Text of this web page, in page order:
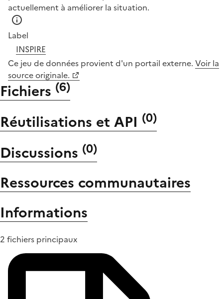
actuellement à améliorer la situation.
Label
INSPIRE
Ce jeu de données provient d'un portail externe. Voir la
source originale.
Fichiers (6)
Réutilisations et API (0)
Discussions (0)
Ressources communautaires
Informations
2 fichiers principaux